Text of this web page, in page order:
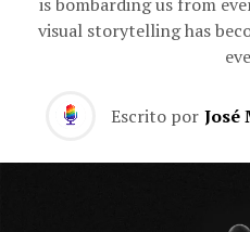
visual storytelling has
Escrito por José